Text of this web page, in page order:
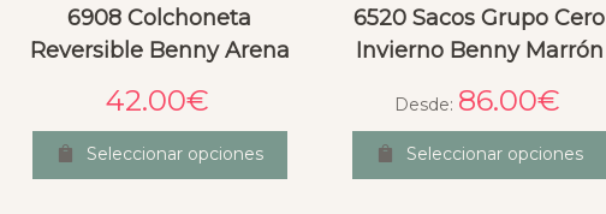
6908 Colchoneta
Reversible Benny Arena
42.00€
Seleccionar opciones
6520 Sacos Grupo Cero
Invierno Benny Marrón
Desde: 86.00€
Seleccionar opciones